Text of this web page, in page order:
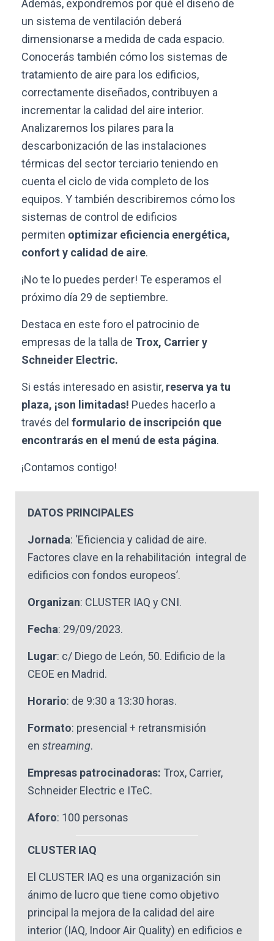
Además, expondremos por qué el diseño de
un sistema de ventilación deberá
dimensionarse a medida de cada espacio.
Conocerás también cómo los sistemas de
tratamiento de aire para los edificios,
correctamente diseñados, contribuyen a
incrementar la calidad del aire interior.
Analizaremos los pilares para la
descarbonización de las instalaciones
térmicas del sector terciario teniendo en
cuenta el ciclo de vida completo de los
equipos. Y también describiremos cómo los
sistemas de control de edificios
permiten optimizar eficiencia energética,
confort y calidad de aire.
¡No te lo puedes perder! Te esperamos el
próximo día 29 de septiembre.
Destaca en este foro el patrocinio de
empresas de la talla de Trox, Carrier y
Schneider Electric.
Si estás interesado en asistir, reserva ya tu
plaza, ¡son limitadas! Puedes hacerlo a
través del formulario de inscripción que
encontrarás en el menú de esta página.
¡Contamos contigo!
DATOS PRINCIPALES
Jornada: ‘Eficiencia y calidad de aire.
Factores clave en la rehabilitación integral de
edificios con fondos europeos’.
Organizan: CLUSTER IAQ y CNI.
Fecha: 29/09/2023.
Lugar: c/ Diego de León, 50. Edificio de la
CEOE en Madrid.
Horario: de 9:30 a 13:30 horas.
Formato: presencial + retransmisión
en streaming.
Empresas patrocinadoras: Trox, Carrier,
Schneider Electric e ITeC.
Aforo: 100 personas
CLUSTER IAQ
El CLUSTER IAQ es una organización sin
ánimo de lucro que tiene como objetivo
principal la mejora de la calidad del aire
interior (IAQ, Indoor Air Quality) en edificios e